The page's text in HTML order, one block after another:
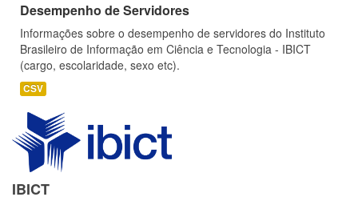
Desempenho de Servidores
Informações sobre o desempenho de servidores do Instituto
Brasileiro de Informação em Ciência e Tecnologia - IBICT
(cargo, escolaridade, sexo etc).
CSV
IBICT